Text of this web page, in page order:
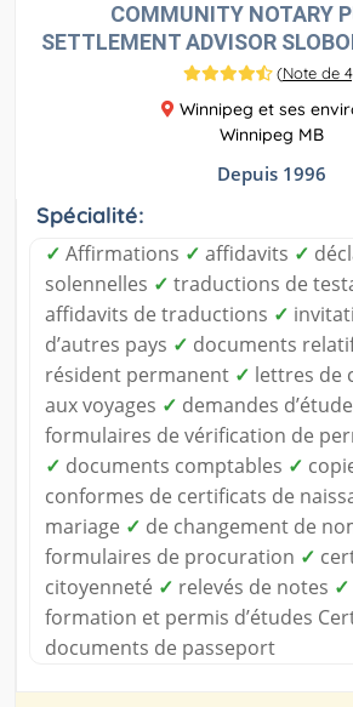
COMMUNITY NOTARY
SETTLEMENT ADVISOR
(Note de
Winnipeg et ses
Winnipeg MB
Depuis 1996
Spécialité:
✓ Affirmations ✓ affidavits ✓
solennelles ✓ traductions de
affidavits de traductions ✓
d’autres pays ✓ documents
résident permanent ✓ lettres de
aux voyages ✓ demandes
formulaires de vérification de
✓ documents comptables ✓
conformes de certificats de
mariage ✓ de changement de
formulaires de procuration ✓
citoyenneté ✓ relevés de notes ✓
formation et permis d’études
documents de passeport